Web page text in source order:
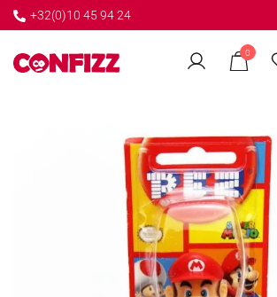
+32(0)10 45 94 24
0
← GO BACK